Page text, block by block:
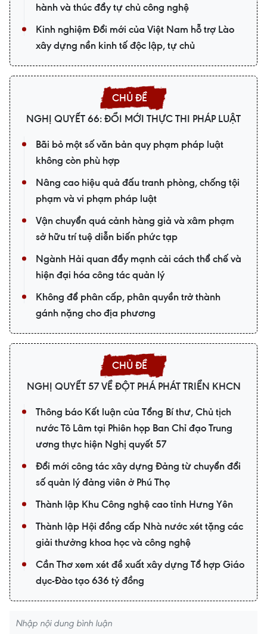
hành và thúc đẩy tự chủ công nghệ
Kinh nghiệm Đổi mới của Việt Nam hỗ trợ Lào
xây dựng nền kinh tế độc lập, tự chủ
NGHỊ QUYẾT 66: ĐỔI MỚI THỰC THI PHÁP LUẬT
Bãi bỏ một số văn bản quy phạm pháp luật
không còn phù hợp
Nâng cao hiệu quả đấu tranh phòng, chống tội
phạm và vi phạm pháp luật
Vận chuyển quá cảnh hàng giả và xâm phạm
sở hữu trí tuệ diễn biến phức tạp
Ngành Hải quan đẩy mạnh cải cách thể chế và
hiện đại hóa công tác quản lý
Không để phân cấp, phân quyền trở thành
gánh nặng cho địa phương
NGHỊ QUYẾT 57 VỀ ĐỘT PHÁ PHÁT TRIỂN KHCN
Thông báo Kết luận của Tổng Bí thư, Chủ tịch
nước Tô Lâm tại Phiên họp Ban Chỉ đạo Trung
ương thực hiện Nghị quyết 57
Đổi mới công tác xây dựng Đảng từ chuyển đổi
số quản lý đảng viên ở Phú Thọ
Thành lập Khu Công nghệ cao tỉnh Hưng Yên
Thành lập Hội đồng cấp Nhà nước xét tặng các
giải thưởng khoa học và công nghệ
Cần Thơ xem xét đề xuất xây dựng Tổ hợp Giáo
dục-Đào tạo 636 tỷ đồng